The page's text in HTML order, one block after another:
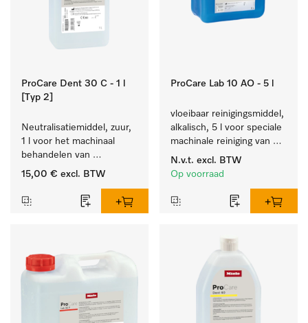
ProCare Dent 30 C - 1 l
[Typ 2]
Neutralisatiemiddel, zuur,
1 l voor het machinaal
behandelen van
tandheelkundige- en
15,00 € excl. BTW
ProCare Lab 10 AO - 5 l
vloeibaar reinigingsmiddel,
alkalisch, 5 l voor speciale
machinale reiniging van
laboratoriumglaswerk en -
gerei.
N.v.t. excl. BTW
Op voorraad